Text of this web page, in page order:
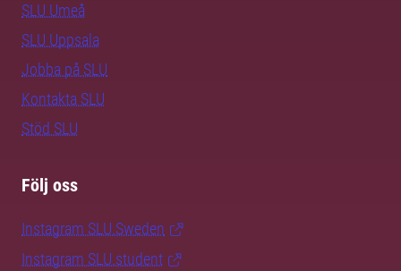
SLU Umeå
SLU Uppsala
Jobba på SLU
Kontakta SLU
Stöd SLU
Följ oss
Instagram SLU.Sweden
Instagram SLU.student